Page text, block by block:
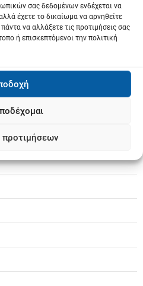
σας δεδομένων ενδέχεται να
έχετε το δικαίωμα να αρνηθείτε
να αλλάξετε τις προτιμήσεις σας
ή επισκεπτόμενοι την πολιτική